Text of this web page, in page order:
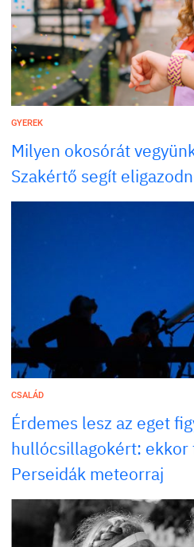
GYEREK
Milyen okosórát
Szakértő segít
CSALÁD
Érdemes lesz az eget
hullócsillagokért: ekkor
Perseidák meteorraj